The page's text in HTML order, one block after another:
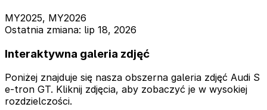
MY2025, MY2026
Ostatnia zmiana: lip 18, 2026
Interaktywna galeria zdjęć
Poniżej znajduje się nasza obszerna galeria zdjęć Audi S
e-tron GT. Kliknij zdjęcia, aby zobaczyć je w wysokiej
rozdzielczości.